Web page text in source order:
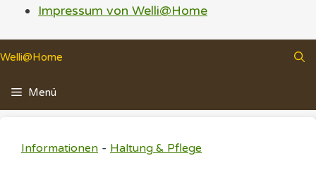
Impressum von Welli@Home
Inhalt
springen
Welli@Home
Menü
Informationen - Haltung & Pflege